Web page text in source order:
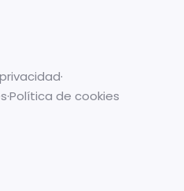
·
·Política de cookies